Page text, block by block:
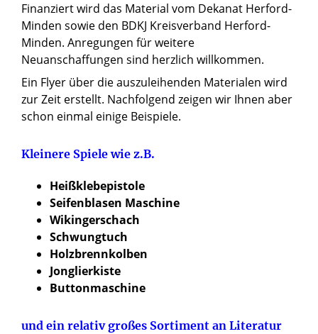
Finanziert wird das Material vom Dekanat Herford-
Minden sowie den BDKJ Kreisverband Herford-
Minden. Anregungen für weitere
Neuanschaffungen sind herzlich willkommen.
Ein Flyer über die auszuleihenden Materialen wird
zur Zeit erstellt. Nachfolgend zeigen wir Ihnen aber
schon einmal einige Beispiele.
Kleinere Spiele wie z.B.
Heißklebepistole
Seifenblasen Maschine
Wikingerschach
Schwungtuch
Holzbrennkolben
Jonglierkiste
Buttonmaschine
und ein relativ großes Sortiment an Literatur